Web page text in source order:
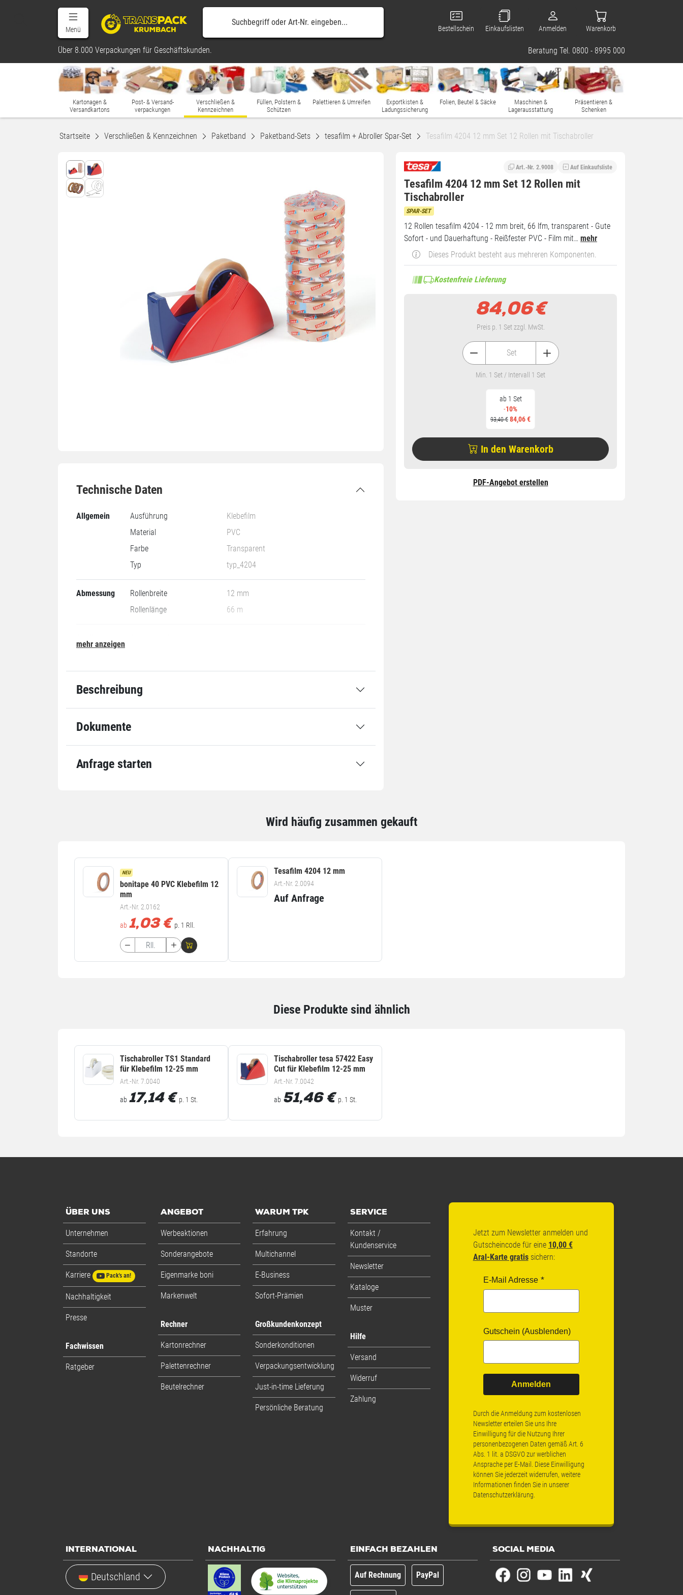
Menü Bestellschein Einkaufslisten Anmelden Warenkorb
Über 8.000 Verpackungen für Geschäftskunden. Beratung Tel. 0800 - 8995 000
Kartonagen &
Versandkartons
Post- & Versand-
verpackungen
Verschließen &
Kennzeichnen
Füllen, Polstern &
Schützen
Palettieren & Umreifen
Exportkisten &
Ladungssicherung
Folien, Beutel & Säcke
Maschinen &
Lagerausstattung
Präsentieren &
Schenken
Startseite Verschließen & Kennzeichnen Paketband Paketband-Sets tesafilm + Abroller Spar-Set Tesafilm 4204 12 mm Set 12 Rollen mit Tischabroller
Technische Daten
Allgemein Ausführung
Klebefilm
Material
PVC
Farbe
Transparent
Typ
typ_4204
Abmessung Rollenbreite
12 mm
Rollenlänge
66 m
Leistung
Einheiten Einheiten Set: 1 Set / 2,62 kg
mehr anzeigen
Beschreibung
Dokumente
Anfrage starten
Art.-Nr. 2.9008 Auf Einkaufsliste
Tesafilm 4204 12 mm Set 12 Rollen mit
Tischabroller
SPAR-SET
12 Rollen tesafilm 4204 - 12 mm breit, 66 lfm, transparent - Gute
Sofort - und Dauerhaftung - Reißfester PVC - Film mit… mehr
Dieses Produkt besteht aus mehreren Komponenten.
Kostenfreie Lieferung
84,06€
Preis p. 1 Set zzgl. MwSt.
ab 1 Set
-10%
93,40 € 84,06 €
Set
Min. 1 Set / Intervall 1 Set
In den Warenkorb
PDF-Angebot erstellen
Wird häufig zusammen gekauft
NEU
bonitape 40 PVC Klebefilm 12
mm
Art.-Nr. 2.0162
ab 1,03€ p. 1 Rll.
Tesafilm 4204 12 mm
Art.-Nr. 2.0094
Auf Anfrage
Diese Produkte sind ähnlich
Tischabroller TS1 Standard
für Klebefilm 12-25 mm
Art.-Nr. 7.0040
ab 17,14 € p. 1 St.
Tischabroller tesa 57422 Easy
Cut für Klebefilm 12-25 mm
Art.-Nr. 7.0042
ab 51,46 € p. 1 St.
ÜBER UNS
Unternehmen
Standorte
Karriere Pack's an!
Nachhaltigkeit
Presse
Fachwissen
Ratgeber
ANGEBOT
Werbeaktionen
Sonderangebote
Eigenmarke boni
Markenwelt
Rechner
Kartonrechner
Palettenrechner
Beutelrechner
WARUM TPK
Erfahrung
Multichannel
E-Business
Sofort-Prämien
Großkundenkonzept
Sonderkonditionen
Verpackungsentwicklung
Just-in-time Lieferung
Persönliche Beratung
SERVICE
Kontakt /
Kundenservice
Newsletter
Kataloge
Muster
Hilfe
Versand
Widerruf
Zahlung
Jetzt zum Newsletter anmelden und
Gutscheincode für eine 10,00 €
Aral-Karte gratissichern:
E-Mail Adresse
Gutschein (Ausblenden)
Anmelden
Durch die Anmeldung zum kostenlosen
Newsletter erteilen Sie uns Ihre
Einwilligung für die Nutzung Ihrer
personenbezogenen Daten gemäß Art. 6
Abs. 1 lit. a DSGVO zur werblichen
Ansprache per E-Mail. Diese Einwilligung
können Sie jederzeit widerrufen, weitere
Informationen finden Sie in unserer
Datenschutzerklärung.
INTERNATIONAL
Deutschland
NACHHALTIG EINFACH BEZAHLEN
Auf Rechnung PayPal
SOCIAL MEDIA